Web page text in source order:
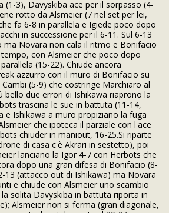
(1-3), Davyskiba ace per il sorpasso (4-
rotto da Alsmeier (7 nel set per lei,
fa 6-8 in parallela e Igiede poco dopo
in successione per il 6-11. Sul 6-13
ma Novara non cala il ritmo e Bonifacio
con Alsmeier che poco dopo
(15-22). Chiude ancora
azzurro con il muro di Bonifacio su
(5-9) che costringe Marchiaro al
bello due errori di Ishikawa riaprono la
trascina le sue in battuta (11-14,
e Ishikawa a muro propiziano la fuga
che ipoteca il parziale con l'ace
chiuder in maniout, 16-25.Si riparte
di casa c'è Akrari in sestetto), poi
lanciano la Igor 4-7 con Herbots che
dopo una gran difesa di Bonifacio (8-
13 (attacco out di Ishikawa) ma Novara
e chiude con Alsmeier uno scambio
solita Davyskiba in battuta riporta in
Alsmeier non si ferma (gran diagonale,